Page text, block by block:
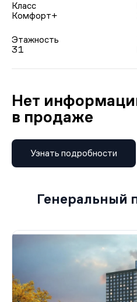
Класс
Комфорт+
Этажность
31
Нет
в продаже
Узнать подробности
Генеральный